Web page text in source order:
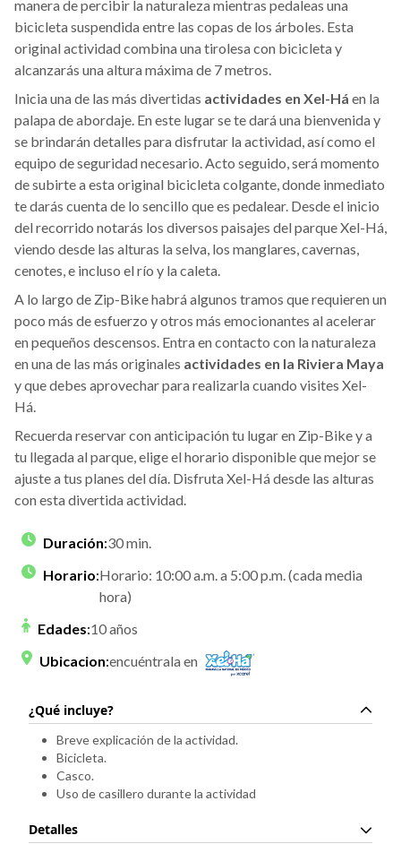
manera de percibir la naturaleza mientras pedaleas una
bicicleta suspendida entre las copas de los árboles. Esta
original actividad combina una tirolesa con bicicleta y
alcanzarás una altura máxima de 7 metros.
Inicia una de las más divertidas actividades en Xel-Há en la
palapa de abordaje. En este lugar se te dará una bienvenida y
se brindarán detalles para disfrutar la actividad, así como el
equipo de seguridad necesario. Acto seguido, será momento
de subirte a esta original bicicleta colgante, donde inmediato
te darás cuenta de lo sencillo que es pedalear. Desde el inicio
del recorrido notarás los diversos paisajes del parque Xel-Há,
viendo desde las alturas la selva, los manglares, cavernas,
cenotes, e incluso el río y la caleta.
A lo largo de Zip-Bike habrá algunos tramos que requieren un
poco más de esfuerzo y otros más emocionantes al acelerar
en pequeños descensos. Entra en contacto con la naturaleza
en una de las más originales actividades en la Riviera Maya
y que debes aprovechar para realizarla cuando visites Xel-
Há.
Recuerda reservar con anticipación tu lugar en Zip-Bike y a
tu llegada al parque, elige el horario disponible que mejor se
ajuste a tus planes del día. Disfruta Xel-Há desde las alturas
con esta divertida actividad.
Duración:30 min.
Horario:Horario: 10:00 a.m. a 5:00 p.m. (cada media
hora)
Edades:10 años
Ubicacion:encuéntrala en
¿Qué incluye?
Breve explicación de la actividad.
Bicicleta.
Casco.
Uso de casillero durante la actividad
Detalles